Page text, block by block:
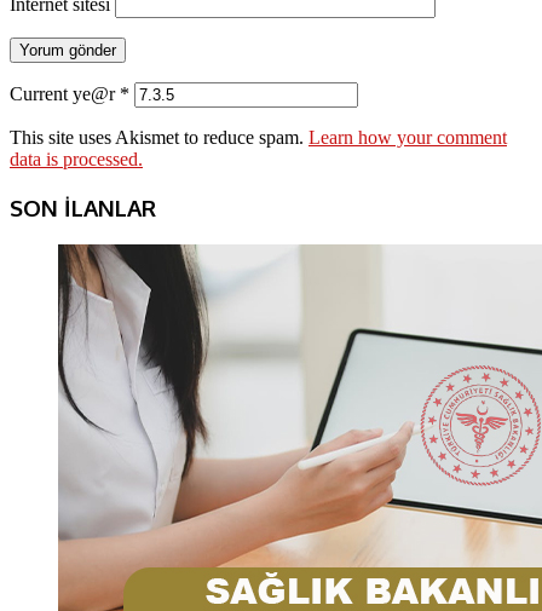
İnternet sitesi
Current ye@r *
This site uses Akismet to reduce spam. Learn how your comment
data is processed.
SON İLANLAR